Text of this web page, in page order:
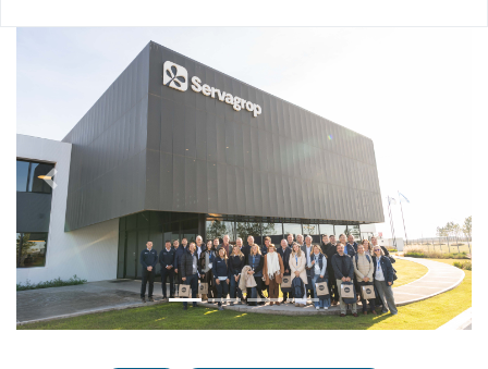
Previous